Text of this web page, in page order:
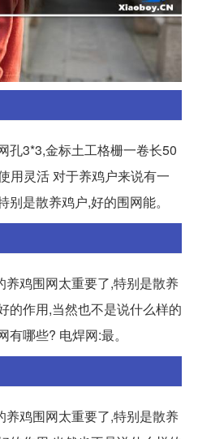
孔3*3,金标土工格栅一卷长50
用灵活 对于养鸡户来说有一
是散养鸡户,好的围网能。
鸡围网太重要了,特别是散养
的作用,当然也不是说什么样的
哪些? 电焊网:最。
鸡围网太重要了,特别是散养